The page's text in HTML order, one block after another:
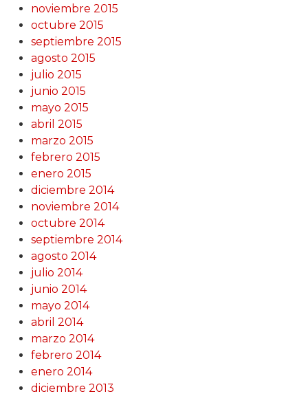
noviembre 2015
octubre 2015
septiembre 2015
agosto 2015
julio 2015
junio 2015
mayo 2015
abril 2015
marzo 2015
febrero 2015
enero 2015
diciembre 2014
noviembre 2014
octubre 2014
septiembre 2014
agosto 2014
julio 2014
junio 2014
mayo 2014
abril 2014
marzo 2014
febrero 2014
enero 2014
diciembre 2013